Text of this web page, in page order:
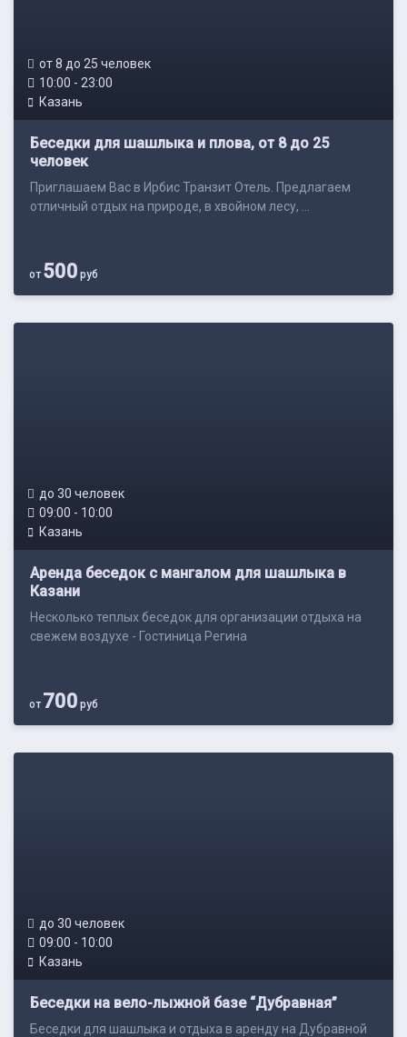
от 8 до 25 человек
10:00 - 23:00
Казань
Беседки для шашлыка и плова, от 8 до 25
человек
Приглашаем Вас в Ирбис Транзит Отель. Предлагаем
отличный отдых на природе, в хвойном лесу, ...
от500 руб
до 30 человек
09:00 - 10:00
Казань
Аренда беседок с мангалом для шашлыка в
Казани
Несколько теплых беседок для организации отдыха на
свежем воздухе - Гостиница Регина
от700 руб
до 30 человек
09:00 - 10:00
Казань
Беседки на вело-лыжной базе “Дубравная”
Беседки для шашлыка и отдыха в аренду на Дубравной